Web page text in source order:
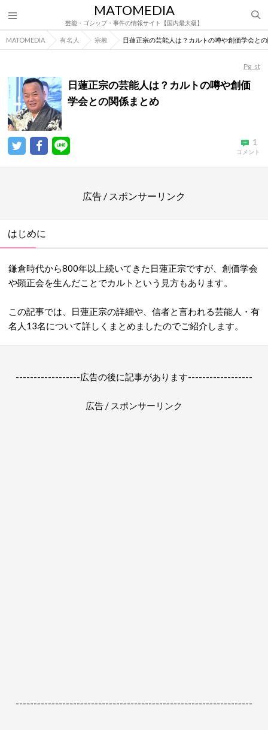
MATOMEDIA
芸能・ゴシップ・事件の情報サイト【国内最大級】
MATOMEDIA 有名人 宗教 日蓮正宗の芸能人は？カルトの噂や創価学会と
Pg_st
日蓮正宗の芸能人は？カルトの噂や創価
学会との関係まとめ
1
コメント
広告 / スポンサーリンク
はじめに
鎌倉時代から800年以上続いてきた日蓮正宗ですが、創価学会
や顕正会を生んだことでカルトという見方もあります。
この記事では、日蓮正宗の詳細や、信者と言われる芸能人・有
名人13名について詳しくまとめましたのでご紹介します。
------------------広告の後に記事があります------------------
広告 / スポンサーリンク
------------------------------------------------------------------